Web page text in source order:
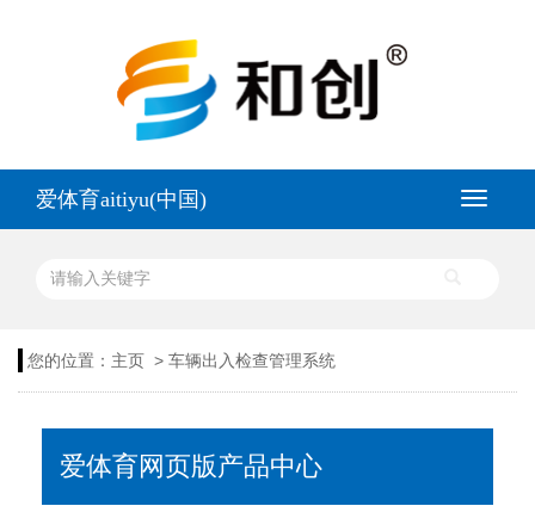
爱体育aitiyu(中国)
您的位置： 主页 > 车辆出入检查管理系统
爱体育网页版产品中心